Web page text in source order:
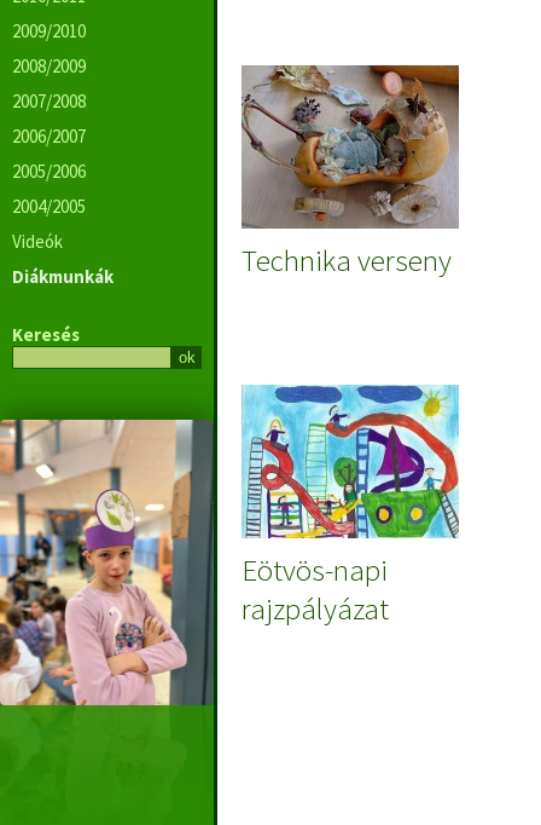
2009/2010
2008/2009
2007/2008
2006/2007
2005/2006
2004/2005
Videók
Diákmunkák
Keresés
Technika verseny
Eötvös-napi
rajzpályázat